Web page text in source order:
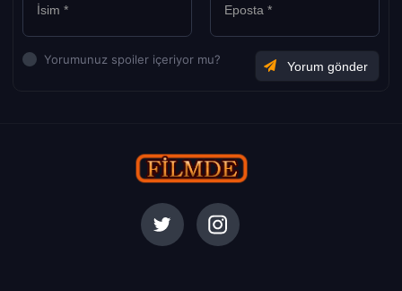
Yorumunuz spoiler içeriyor mu?